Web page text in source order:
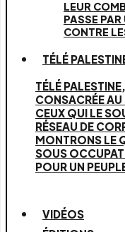
LEUR
PASSE
CONTRE
TÉLÉ
TÉLÉ
CONSACRÉE AU
CEUX QUI LE
RÉSEAU DE
MONTRONS LE
SOUS
POUR UN
VIDÉOS